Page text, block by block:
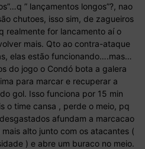
” lançamentos longos”?, nao
chutoes, isso sim, de zagueiros
realmente for lancamento aí o
mais. Qto ao contra-ataque
elas estão funcionando….mas…
do jogo o Condó bota a galera
para marcar e recuperar a
gol. Isso funciona por 15 min
o time cansa , perde o meio, pq
afundam a marcacao
alto junto com os atacantes (
) e abre um buraco no meio.